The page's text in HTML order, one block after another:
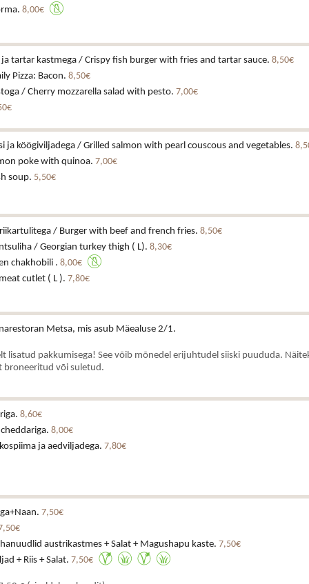
8,00€
tartar kastmega / Crispy fish burger with fries and tartar sauce. 8,50€
Pizza: Bacon. 8,50€
/ Cherry mozzarella salad with pesto. 7,00€
ja köögiviljadega / Grilled salmon with pearl couscous and vegetables.
poke with quinoa. 7,00€
soup. 5,50€
/ Burger with beef and french fries. 8,50€
/ Georgian turkey thigh ( L). 8,30€
chakhobili . 8,00€
cutlet ( L ). 7,80€
Metsa, mis asub Mäealuse 2/1.
lisatud pakkumisega! See võib mõnedel erijuhtudel siiski puududa.
või suletud.
8,60€
8,00€
ja aedviljadega. 7,80€
7,50€
austrikastmes + Salat + Magushapu kaste. 7,50€
+ Riis + Salat. 7,50€